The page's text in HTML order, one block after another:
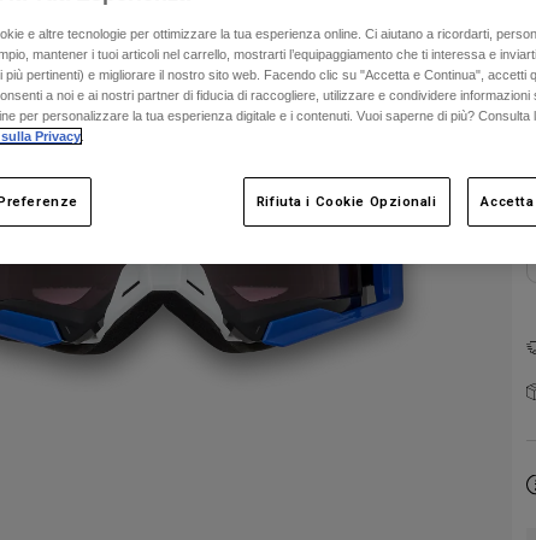
e altre tecnologie per ottimizzare la tua esperienza online. Ci aiutano a ricordarti,
mantener i tuoi articoli nel carrello, mostrarti l’equipaggiamento che ti interessa e
più pertinenti) e migliorare il nostro sito web. Facendo clic su "Accetta e Continua", accetti
a noi e ai nostri partner di fiducia di raccogliere, utilizzare e condividere informazioni
per personalizzare la tua esperienza digitale e i contenuti. Vuoi saperne di più? Consulta
Privacy
Rifiuta i Cookie Opzionali